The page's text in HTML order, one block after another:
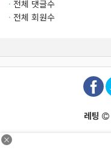
×
· 전체 댓글수
· 전체 회원수
레팅